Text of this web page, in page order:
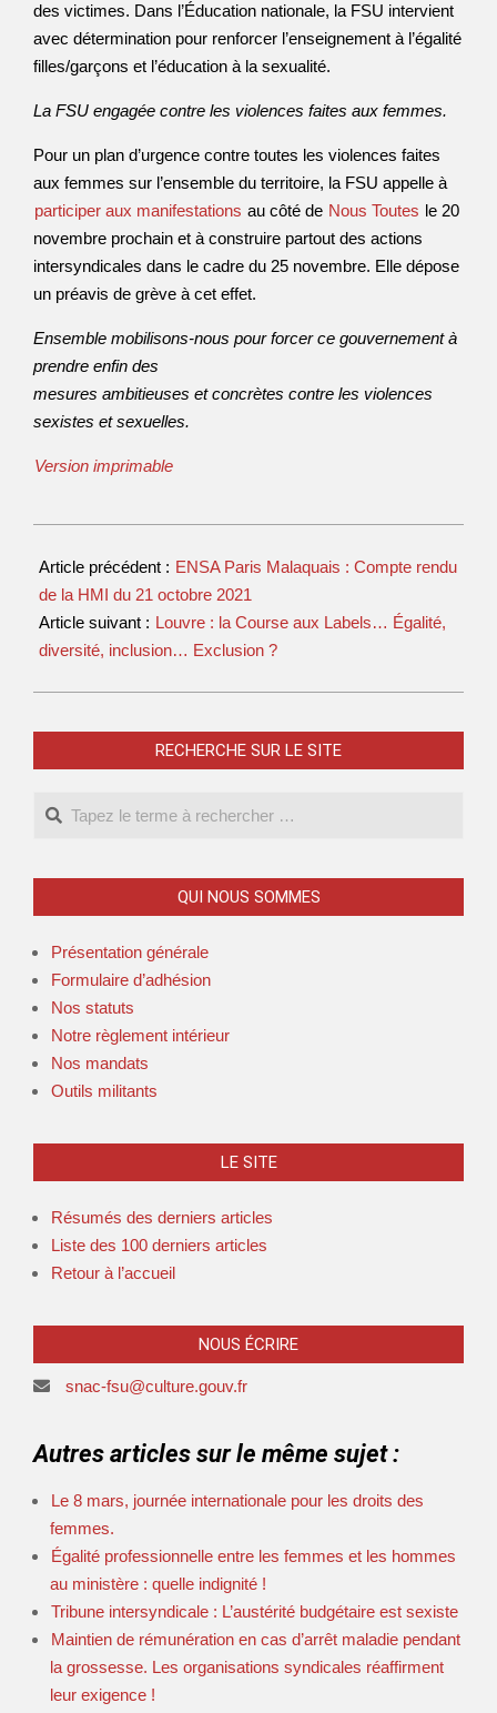
des victimes. Dans l’Éducation nationale, la FSU intervient
avec détermination pour renforcer l’enseignement à l’égalité
filles/garçons et l’éducation à la sexualité.
La FSU engagée contre les violences faites aux femmes.
Pour un plan d’urgence contre toutes les violences faites
aux femmes sur l’ensemble du territoire, la FSU appelle à
participer aux manifestations au côté de Nous Toutes le 20
novembre prochain et à construire partout des actions
intersyndicales dans le cadre du 25 novembre. Elle dépose
un préavis de grève à cet effet.
Ensemble mobilisons-nous pour forcer ce gouvernement à
prendre enfin des
mesures ambitieuses et concrètes contre les violences
sexistes et sexuelles.
Version imprimable
Article précédent : ENSA Paris Malaquais : Compte rendu
de la HMI du 21 octobre 2021
Article suivant : Louvre : la Course aux Labels… Égalité,
diversité, inclusion… Exclusion ?
RECHERCHE SUR LE SITE
QUI NOUS SOMMES
Présentation générale
Formulaire d’adhésion
Nos statuts
Notre règlement intérieur
Nos mandats
Outils militants
LE SITE
Résumés des derniers articles
Liste des 100 derniers articles
Retour à l’accueil
NOUS ÉCRIRE
snac-fsu@culture.gouv.fr
Autres articles sur le même sujet :
Le 8 mars, journée internationale pour les droits des
femmes.
Égalité professionnelle entre les femmes et les hommes
au ministère : quelle indignité !
Tribune intersyndicale : L’austérité budgétaire est sexiste
Maintien de rémunération en cas d’arrêt maladie pendant
la grossesse. Les organisations syndicales réaffirment
leur exigence !